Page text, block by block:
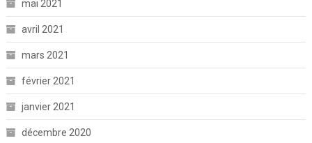
mai 2021
avril 2021
mars 2021
février 2021
janvier 2021
décembre 2020